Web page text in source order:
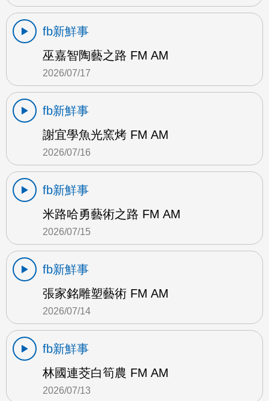
fb新鮮事
巫嘉智陶藝之路 FM AM
2026/07/17
fb新鮮事
謝宜學魚光窯烤 FM AM
2026/07/16
fb新鮮事
米路哈勇藝術之路 FM AM
2026/07/15
fb新鮮事
張家銘雕塑藝術 FM AM
2026/07/14
fb新鮮事
林國連茭白筍農 FM AM
2026/07/13